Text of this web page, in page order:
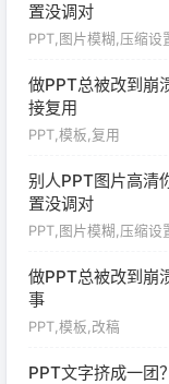
置没调对
PPT,图片模糊,压缩设
做PPT总被改到崩
接复用
PPT,模板,复用
别人PPT图片高清
置没调对
PPT,图片模糊,压缩设
做PPT总被改到崩
事
PPT,模板,改稿
PPT文字挤成一团